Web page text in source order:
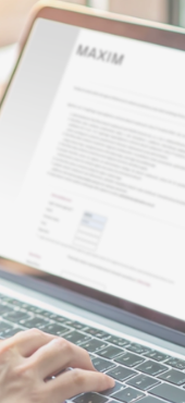
NOWOŚCI 2026